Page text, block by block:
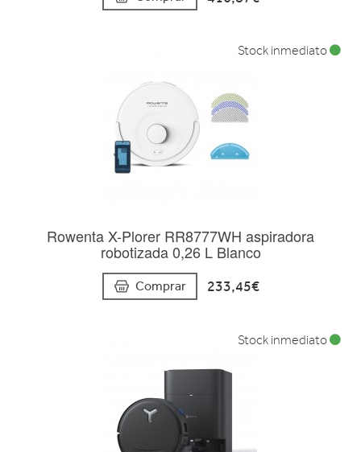
Rowenta X-Plorer RR8777WH aspiradora
robotizada 0,26 L Blanco
Comprar 233,45€
Stock inmediato
Stock inmediato